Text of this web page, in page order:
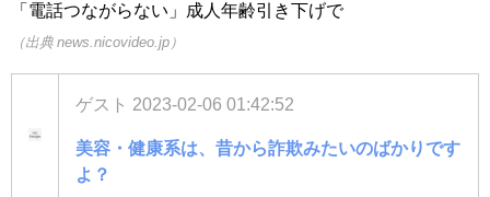
「電話つながらない」成人年齢引き下げで
（出典 news.nicovideo.jp）
ゲスト 2023-02-06 01:42:52
美容・健康系は、昔から詐欺みたいのばかりです
よ？